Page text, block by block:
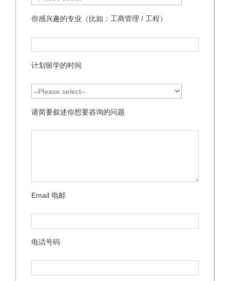
你感兴趣的专业（比如：工商管理 / 工程）
计划留学的时间
请简要叙述你想要咨询的问题
Email 电邮
电话号码